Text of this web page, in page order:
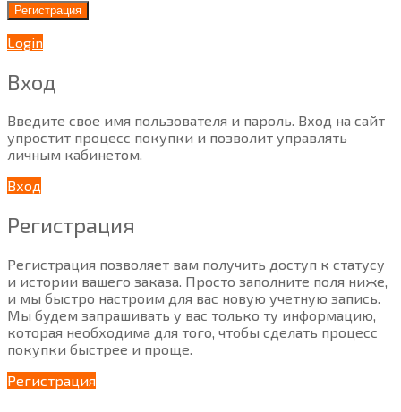
Регистрация
Login
Вход
Введите свое имя пользователя и пароль. Вход на сайт
упростит процесс покупки и позволит управлять
личным кабинетом.
Вход
Регистрация
Регистрация позволяет вам получить доступ к статусу
и истории вашего заказа. Просто заполните поля ниже,
и мы быстро настроим для вас новую учетную запись.
Мы будем запрашивать у вас только ту информацию,
которая необходима для того, чтобы сделать процесс
покупки быстрее и проще.
Регистрация